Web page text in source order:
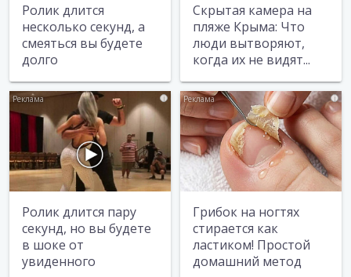
Ролик длится
несколько секунд, а
смеяться вы будете
долго
Скрытая камера на
пляже Крыма: Что
люди вытворяют,
когда их не видят...
i
Ролик длится пару
секунд, но вы будете
в шоке от
увиденного
i
Грибок на ногтях
стирается как
ластиком! Простой
домашний метод